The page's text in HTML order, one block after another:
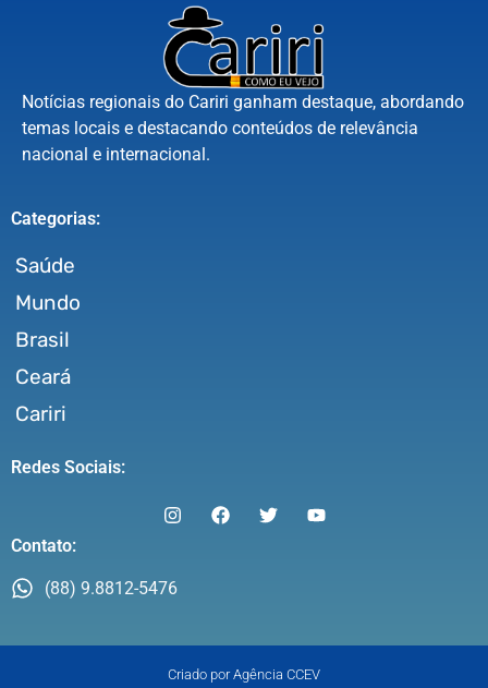
Notícias regionais do Cariri ganham destaque, abordando
temas locais e destacando conteúdos de relevância
nacional e internacional.
Categorias:
Saúde
Mundo
Brasil
Ceará
Cariri
Redes Sociais:
Contato:
(88) 9.8812-5476
Criado por Agência CCEV